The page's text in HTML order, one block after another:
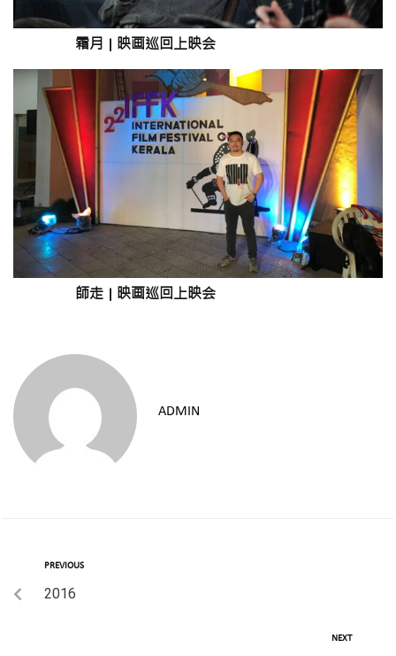
霜月 映画巡回上映会
師走 映画巡回上映会
ADMIN
PREVIOUS
2016
NEXT